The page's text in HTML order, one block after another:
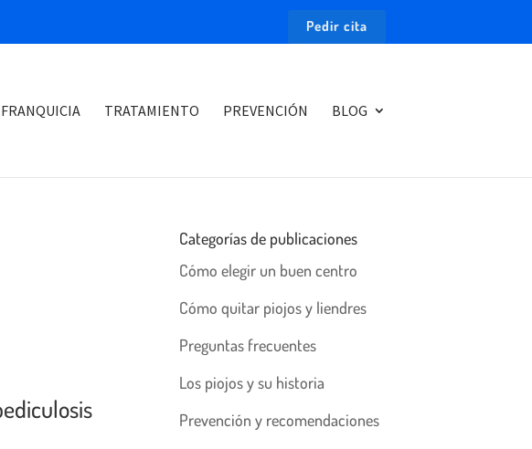
Pedir cita
FRANQUICIA TRATAMIENTO PREVENCIÓN BLOG
Categorías de publicaciones
Cómo elegir un buen centro
Cómo quitar piojos y liendres
Preguntas frecuentes
Los piojos y su historia
Prevención y recomendaciones